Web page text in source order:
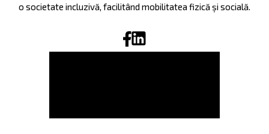
o societate incluzivă, facilitând mobilitatea fizică și socială.